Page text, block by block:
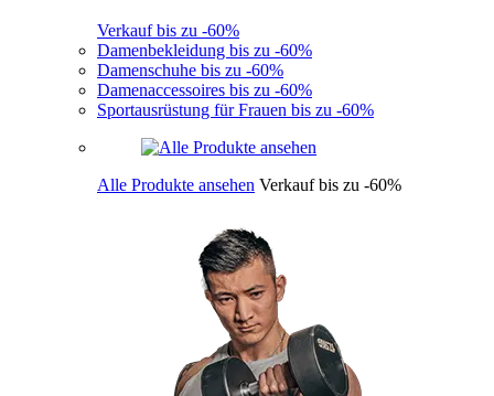
Verkauf bis zu -60%
Damenbekleidung bis zu -60%
Damenschuhe bis zu -60%
Damenaccessoires bis zu -60%
Sportausrüstung für Frauen bis zu -60%
Alle Produkte ansehen Verkauf bis zu -60%